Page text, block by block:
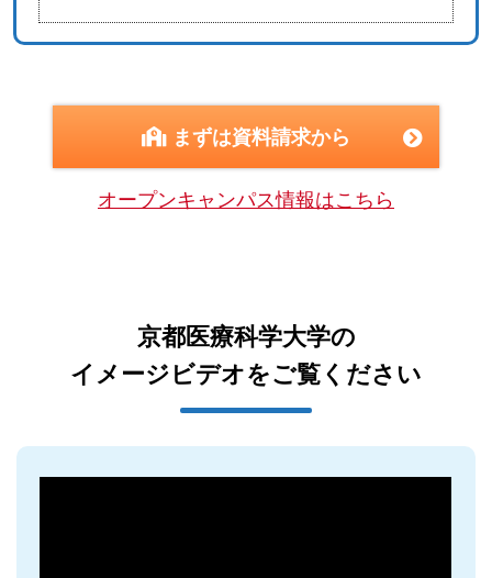
まずは資料請求から
オープンキャンパス情報はこちら
京都医療科学大学の
イメージビデオをご覧ください